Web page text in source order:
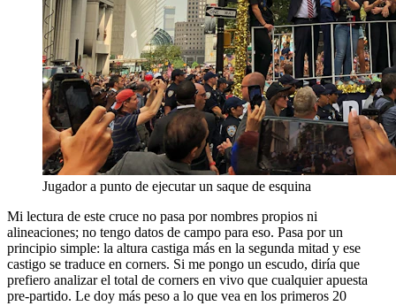
Jugador a punto de ejecutar un saque de esquina
Mi lectura de este cruce no pasa por nombres propios ni
alineaciones; no tengo datos de campo para eso. Pasa por un
principio simple: la altura castiga más en la segunda mitad y ese
castigo se traduce en corners. Si me pongo un escudo, diría que
prefiero analizar el total de corners en vivo que cualquier apuesta
pre-partido. Le doy más peso a lo que vea en los primeros 20